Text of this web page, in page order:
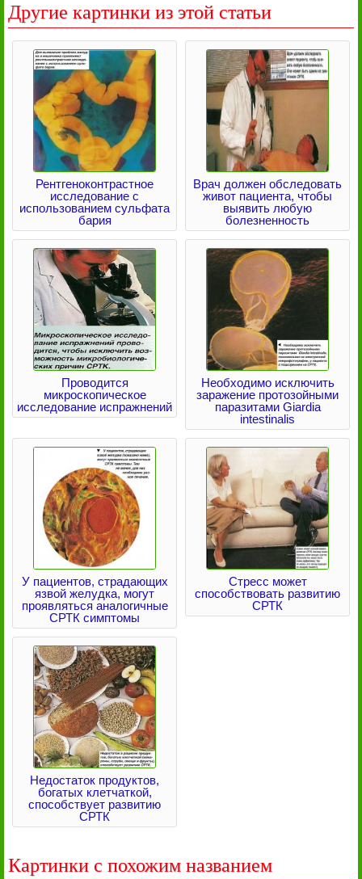
Другие картинки из этой статьи
Рентгеноконтрастное
исследование с
использованием сульфата
бария
Врач должен обследовать
живот пациента, чтобы
выявить любую
болезненность
Проводится
микроскопическое
исследование испражнений
Необходимо исключить
заражение протозойными
паразитами Giardia
intestinalis
У пациентов, страдающих
язвой желудка, могут
проявляться аналогичные
СРТК симптомы
Стресс может
способствовать развитию
СРТК
Недостаток продуктов,
богатых клетчаткой,
способствует развитию
СРТК
Картинки с похожим названием